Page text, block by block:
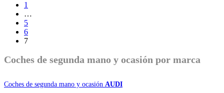
1
…
5
6
7
Coches de segunda mano y ocasión por marca
Coches de segunda mano y ocasión AUDI